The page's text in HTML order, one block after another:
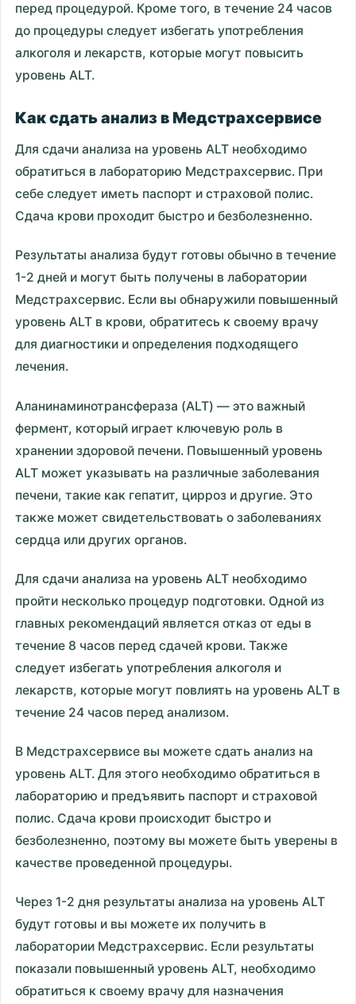
перед процедурой. Кроме того, в течение 24 часов
до процедуры следует избегать употребления
алкоголя и лекарств, которые могут повысить
уровень ALT.
Как сдать анализ в Медстрахсервисе
Для сдачи анализа на уровень ALT необходимо
обратиться в лабораторию Медстрахсервис. При
себе следует иметь паспорт и страховой полис.
Сдача крови проходит быстро и безболезненно.
Результаты анализа будут готовы обычно в течение
1-2 дней и могут быть получены в лаборатории
Медстрахсервис. Если вы обнаружили повышенный
уровень ALT в крови, обратитесь к своему врачу
для диагностики и определения подходящего
лечения.
Аланинаминотрансфераза (ALT) — это важный
фермент, который играет ключевую роль в
хранении здоровой печени. Повышенный уровень
ALT может указывать на различные заболевания
печени, такие как гепатит, цирроз и другие. Это
также может свидетельствовать о заболеваниях
сердца или других органов.
Для сдачи анализа на уровень ALT необходимо
пройти несколько процедур подготовки. Одной из
главных рекомендаций является отказ от еды в
течение 8 часов перед сдачей крови. Также
следует избегать употребления алкоголя и
лекарств, которые могут повлиять на уровень ALT в
течение 24 часов перед анализом.
В Медстрахсервисе вы можете сдать анализ на
уровень ALT. Для этого необходимо обратиться в
лабораторию и предъявить паспорт и страховой
полис. Сдача крови происходит быстро и
безболезненно, поэтому вы можете быть уверены в
качестве проведенной процедуры.
Через 1-2 дня результаты анализа на уровень ALT
будут готовы и вы можете их получить в
лаборатории Медстрахсервис. Если результаты
показали повышенный уровень ALT, необходимо
обратиться к своему врачу для назначения